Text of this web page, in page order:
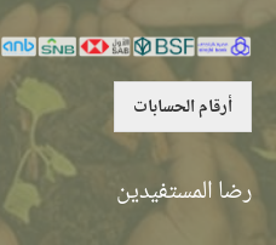
أرقام الحسابات
رضا المستفيدين